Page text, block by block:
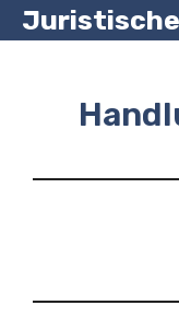
Zum
Inhalt